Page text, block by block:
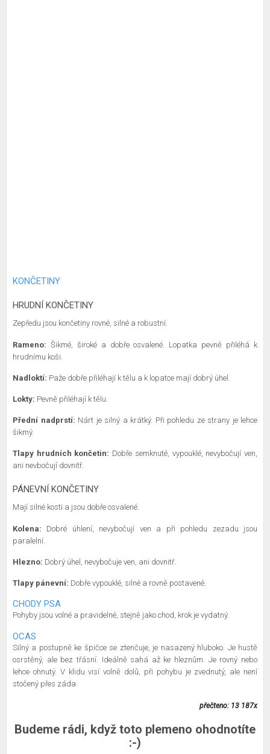
KONČETINY
HRUDNÍ KONČETINY
Zepředu jsou končetiny rovné, silné a robustní.
Rameno: Šikmé, široké a dobře osvalené. Lopatka pevně přiléhá k
hrudnímu koši.
Nadloktí: Paže dobře přiléhají k tělu a k lopatce mají dobrý úhel.
Lokty: Pevně přiléhají k tělu.
Přední nadprstí: Nárt je silný a krátký. Při pohledu ze strany je lehce
šikmý.
Tlapy hrudních končetin: Dobře semknuté, vypouklé, nevybočují ven,
ani nevbočují dovnitř.
PÁNEVNÍ KONČETINY
Mají silné kosti a jsou dobře osvalené.
Kolena:
Dobré úhlení, nevybočují ven a při pohledu zezadu jsou
paralelní.
Hlezno: Dobrý úhel, nevybočuje ven, ani dovnitř.
Tlapy pánevní: Dobře vypouklé, silné a rovně postavené.
CHODY PSA
Pohyby jsou volné a pravidelné, stejně jako chod, krok je vydatný.
OCAS
Silný a postupně ke špičce se ztenčuje, je nasazený hluboko. Je hustě
osrstěný, ale bez třásní. Ideálně sahá až ke hleznům. Je rovný nebo
lehce ohnutý. V klidu visí volně dolů, při pohybu je zvednutý, ale není
stočený přes záda.
přečteno: 13 187x
Budeme rádi, když toto plemeno ohodnotíte
:-)